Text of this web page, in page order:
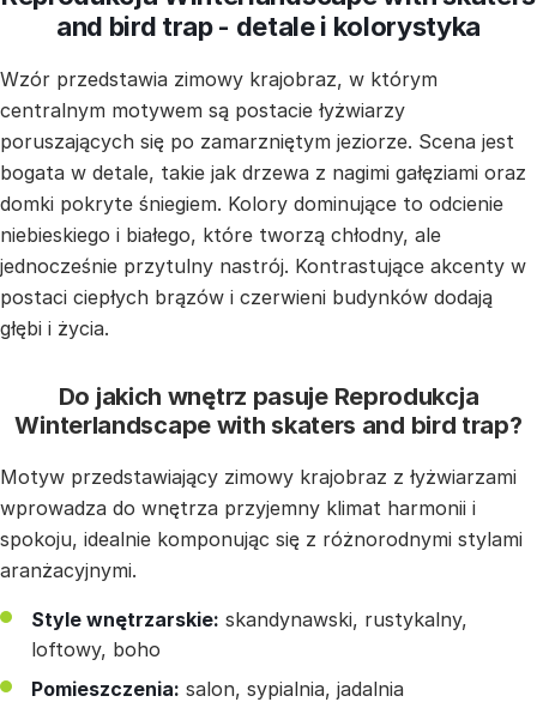
and bird trap - detale i kolorystyka
Wzór przedstawia zimowy krajobraz, w którym
centralnym motywem są postacie łyżwiarzy
poruszających się po zamarzniętym jeziorze. Scena jest
bogata w detale, takie jak drzewa z nagimi gałęziami oraz
domki pokryte śniegiem. Kolory dominujące to odcienie
niebieskiego i białego, które tworzą chłodny, ale
jednocześnie przytulny nastrój. Kontrastujące akcenty w
postaci ciepłych brązów i czerwieni budynków dodają
głębi i życia.
Do jakich wnętrz pasuje Reprodukcja
Winterlandscape with skaters and bird trap?
Motyw przedstawiający zimowy krajobraz z łyżwiarzami
wprowadza do wnętrza przyjemny klimat harmonii i
spokoju, idealnie komponując się z różnorodnymi stylami
aranżacyjnymi.
Style wnętrzarskie: skandynawski, rustykalny,
loftowy, boho
Pomieszczenia: salon, sypialnia, jadalnia